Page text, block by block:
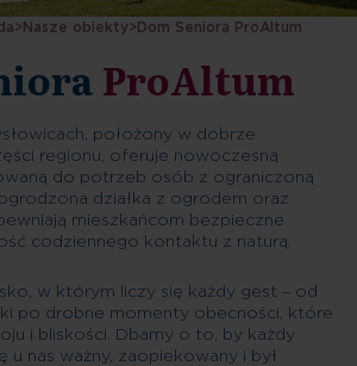
> Nasze obiekty> Dom Seniora ProAltum
ProAltum
położony w dobrze
regionu, oferuje nowoczesną
do potrzeb osób z ograniczoną
działka z ogrodem oraz
mieszkańcom bezpieczne
codziennego kontaktu z naturą.
w którym liczy się każdy gest – od
po drobne momenty obecności, które
i bliskości. Dbamy o to, by każdy
u nas ważny, zaopiekowany i był